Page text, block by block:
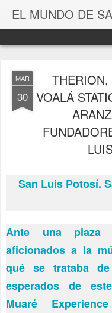
EL MUNDO DE
MAR
30 VOALÁ
San Luis Potosí.
Ante una plaza
aficionados a la
qué se trataba
esperados de
Muaré